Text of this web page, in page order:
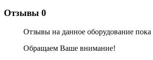
Отзывы 0
Отзывы на данное оборудование пока
Обращаем Ваше внимание!